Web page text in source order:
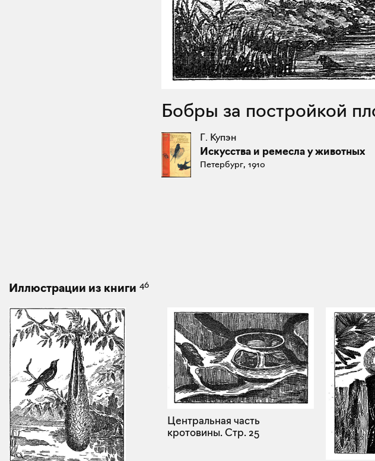
Бобры за постройкой
Г. Купэн
Искусства и ремесла у животных
Петербург, 1910
Иллюстрации из книги 46
Центральная часть
кротовины.Стр. 25